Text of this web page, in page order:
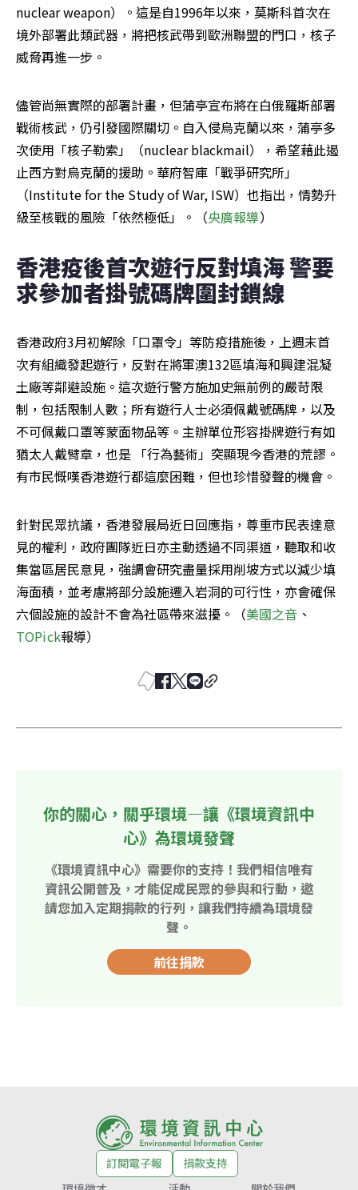
nuclear weapon）。這是自1996年以來，莫斯科首次在
境外部署此類武器，將把核武帶到歐洲聯盟的門口，核子
威脅再進一步。
儘管尚無實際的部署計畫，但蒲亭宣布將在白俄羅斯部署
戰術核武，仍引發國際關切。自入侵烏克蘭以來，蒲亭多
次使用「核子勒索」（nuclear blackmail），希望藉此遏
止西方對烏克蘭的援助。華府智庫「戰爭研究所」
（Institute for the Study of War, ISW）也指出，情勢升
級至核戰的風險「依然極低」。（央廣報導）
香港疫後首次遊行反對填海 警要
求參加者掛號碼牌圍封鎖線
香港政府3月初解除「口罩令」等防疫措施後，上週末首
次有組織發起遊行，反對在將軍澳132區填海和興建混凝
土廠等鄰避設施。這次遊行警方施加史無前例的嚴苛限
制，包括限制人數；所有遊行人士必須佩戴號碼牌，以及
不可佩戴口罩等蒙面物品等。主辦單位形容掛牌遊行有如
猶太人戴臂章，也是 「行為藝術」突顯現今香港的荒謬。
有市民慨嘆香港遊行都這麼困難，但也珍惜發聲的機會。
針對民眾抗議，香港發展局近日回應指，尊重市民表達意
見的權利，政府團隊近日亦主動透過不同渠道，聽取和收
集當區居民意見，強調會研究盡量採用削坡方式以減少填
海面積，並考慮將部分設施遷入岩洞的可行性，亦會確保
六個設施的設計不會為社區帶來滋擾。（美國之音 、
TOPick報導）
你的關心，關乎環境—讓《環境資訊中
心》為環境發聲
《環境資訊中心》需要你的支持！我們相信唯有
資訊公開普及，才能促成民眾的參與和行動，邀
請您加入定期捐款的行列，讓我們持續為環境發
聲。
前往捐款
訂閱電子報
捐款支持